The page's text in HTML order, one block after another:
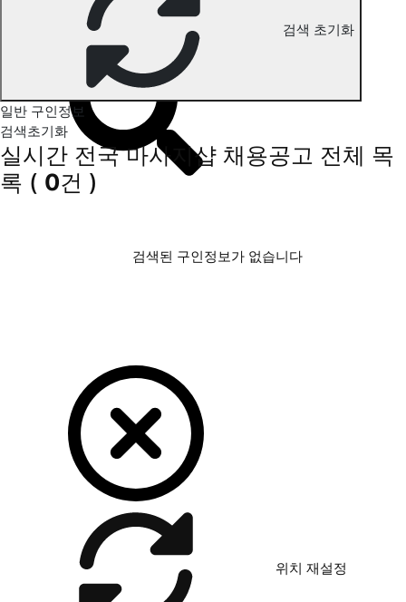
전국 마사지 구인정보 검색 초기화
일반 구인정보
검색초기화
실시간 전국 마사지샵 채용공고 전체 목
록 ( 0건 )
검색된 구인정보가 없습니다
위치 재설정